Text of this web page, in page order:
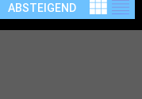
ABSTEIGEND